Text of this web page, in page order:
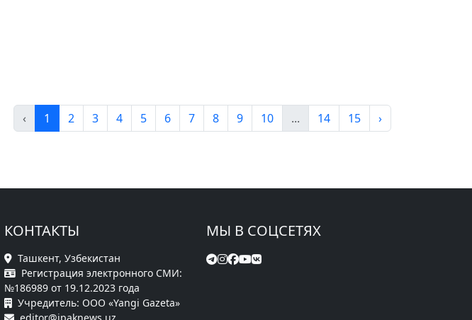
‹ 1 2 3 4 5 6 7 8 9 10 ... 14 15 ›
КОНТАКТЫ
Ташкент, Узбекистан
Регистрация электронного СМИ:
№186989 от 19.12.2023 года
Учредитель: ООО «Yangi Gazeta»
МЫ В СОЦСЕТЯХ